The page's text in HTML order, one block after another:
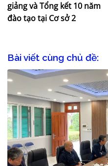
giảng và Tổng kết 10 năm
đào tạo tại Cơ sở 2
Bài viết cùng chủ đề: